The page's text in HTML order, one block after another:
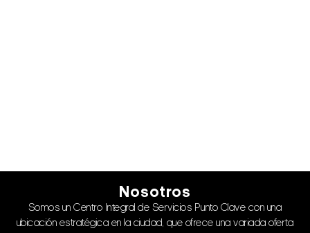
Nosotros
Somos un Centro Integral de Servicios Punto Clave con una
ubicación estratégica en la ciudad, que ofrece una variada oferta